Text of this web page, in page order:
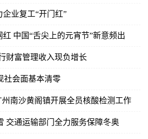
企业复工“开门红”
红 中国“舌尖上的元宵节”新意频出
财富管理收入现负增长
社会面基本清零
南沙黄阁镇开展全员核酸检测工作
交通运输部门全力服务保障冬奥